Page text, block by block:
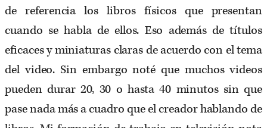
de referencia los libros físicos que presentan
cuando se habla de ellos. Eso además de títulos
eficaces y miniaturas claras de acuerdo con el tema
del video. Sin embargo noté que muchos videos
pueden durar 20, 30 o hasta 40 minutos sin que
pase nada más a cuadro que el creador hablando de